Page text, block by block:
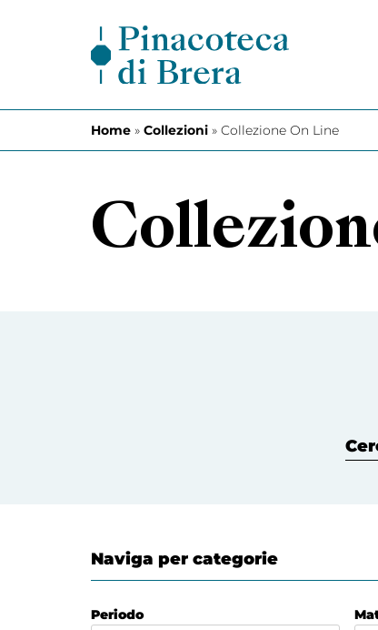
Home » Collezioni » Collezione On Line
Naviga per categorie
Periodo